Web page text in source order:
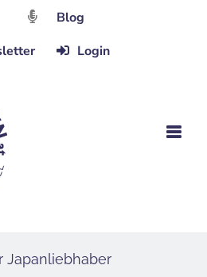
Blog
Login
Japanliebhaber